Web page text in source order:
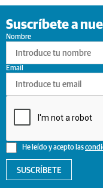
Suscríbete a
Nombre
He leído y acepto las
Email
SUSCRÍBETE